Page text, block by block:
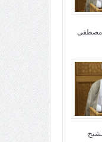
الشيخ مصطفى
الشيخ